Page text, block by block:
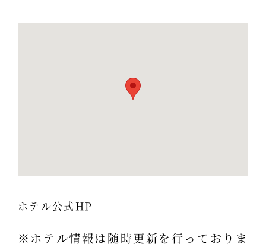
ホテル公式HP
※ホテル情報は随時更新を行っておりま